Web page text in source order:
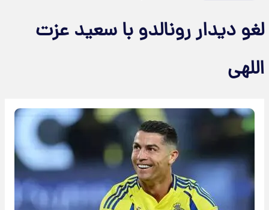
دیدار رونالدو با سعید عزت